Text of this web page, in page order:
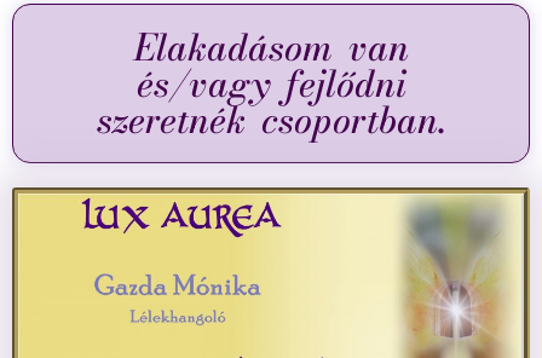
Elakadásom van
és/vagy fejlődni
szeretnék csoportban.